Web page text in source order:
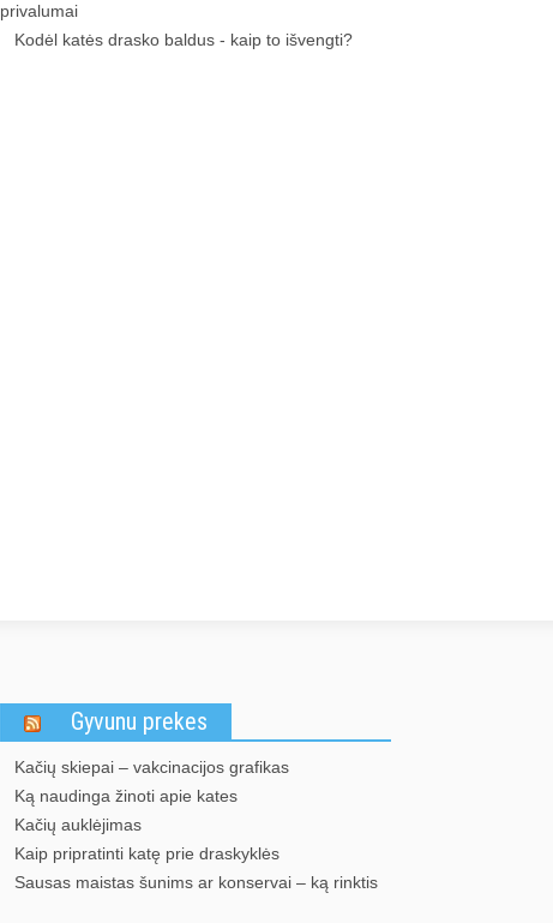
privalumai
Kodėl katės drasko baldus - kaip to išvengti?
Gyvunu prekes
Kačių skiepai – vakcinacijos grafikas
Ką naudinga žinoti apie kates
Kačių auklėjimas
Kaip pripratinti katę prie draskyklės
Sausas maistas šunims ar konservai – ką rinktis